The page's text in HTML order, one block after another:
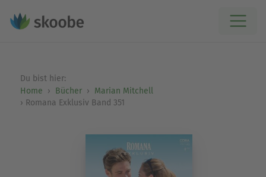
Du bist hier:
Home
Bücher
Marian Mitchell
Romana Exklusiv Band 351